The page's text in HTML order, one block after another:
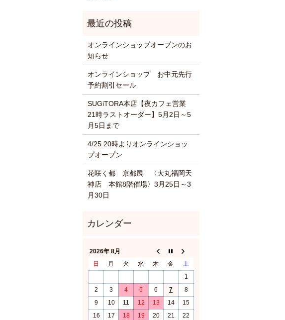
オンラインショップオープンのお
知らせ
オンラインショップ お中元先行
予約割引セール
SUGiTORA本店【夜カフェ営業
21時ラストオーダー】5月2日～5
月5日まで
4/25 20時よりオンラインショッ
プオープン
花咲く都 京都展 〈大丸福岡天
神店 本館8階催場〉3月25日～3
月30日
2026年 8月
日
月 火 水 木 金
土
1
2
3 4 5 6 7
8
9
10 11 12 13 14
15
16
17 18 19 20 21 22